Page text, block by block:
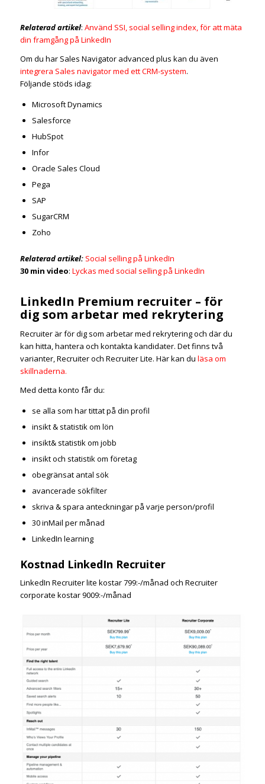
Relaterad artikel: Använd SSI, social selling index, för att mäta
din framgång på LinkedIn
Om du har Sales Navigator advanced plus kan du även
integrera Sales navigator med ett CRM-system.
Följande stöds idag:
Microsoft Dynamics
Salesforce
HubSpot
Infor
Oracle Sales Cloud
Pega
SAP
SugarCRM
Zoho
Relaterad artikel: Social selling på LinkedIn
30 min video: Lyckas med social selling på LinkedIn
LinkedIn Premium recruiter – för
dig som arbetar med rekrytering
Recruiter är för dig som arbetar med rekrytering och där du
kan hitta, hantera och kontakta kandidater. Det finns två
varianter, Recruiter och Recruiter Lite. Här kan du läsa om
skillnaderna.
Med detta konto får du:
se alla som har tittat på din profil
insikt & statistik om lön
insikt& statistik om jobb
insikt och statistik om företag
obegränsat antal sök
avancerade sökfilter
skriva & spara anteckningar på varje person/profil
30 inMail per månad
LinkedIn learning
Kostnad LinkedIn Recruiter
LinkedIn Recruiter lite kostar 799:-/månad och Recruiter
corporate kostar 9009:-/månad